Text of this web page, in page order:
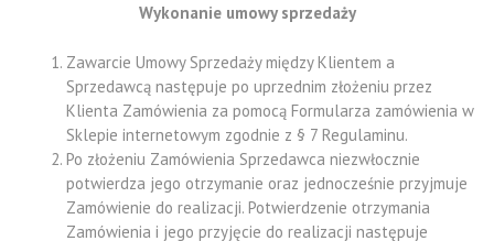
Wykonanie umowy sprzedaży
Zawarcie Umowy Sprzedaży między Klientem a
Sprzedawcą następuje po uprzednim złożeniu przez
Klienta Zamówienia za pomocą Formularza zamówienia w
Sklepie internetowym zgodnie z § 7 Regulaminu.
Po złożeniu Zamówienia Sprzedawca niezwłocznie
potwierdza jego otrzymanie oraz jednocześnie przyjmuje
Zamówienie do realizacji. Potwierdzenie otrzymania
Zamówienia i jego przyjęcie do realizacji następuje